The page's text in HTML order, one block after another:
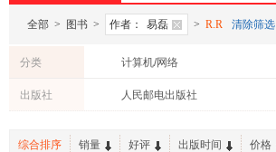
全部 > 图书 > 作者： 易磊 > R.R 清除筛选
分类 计算机/网络
出版社 人民邮电出版社
综合排序 销量 好评 出版时间 价格
加